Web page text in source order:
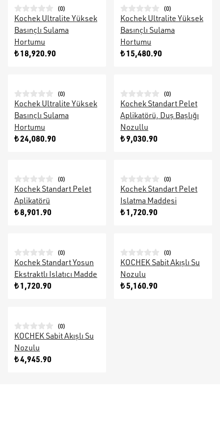
(0)
Kochek Ultralite Yüksek
Basınçlı Sulama
Hortumu
₺ 18,920.90
(0)
Kochek Ultralite Yüksek
Basınçlı Sulama
Hortumu
₺ 15,480.90
(0)
Kochek Ultralite Yüksek
Basınçlı Sulama
Hortumu
₺ 24,080.90
(0)
Kochek Standart Pelet
Aplikatörü, Duş Başlığı
Nozullu
₺ 9,030.90
(0)
Kochek Standart Pelet
Aplikatörü
₺ 8,901.90
(0)
Kochek Standart Pelet
Islatma Maddesi
₺ 1,720.90
(0)
Kochek Standart Yosun
Ekstraktlı Islatıcı Madde
₺ 1,720.90
(0)
KOCHEK Sabit Akışlı Su
Nozulu
₺ 5,160.90
(0)
KOCHEK Sabit Akışlı Su
Nozulu
₺ 4,945.90